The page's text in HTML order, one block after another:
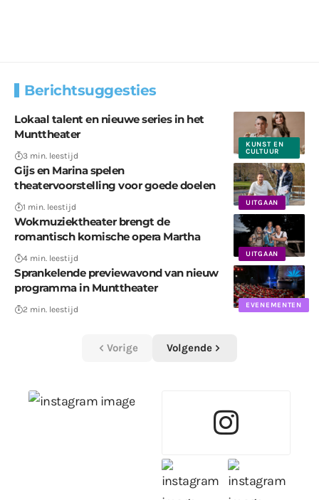
Berichtsuggesties
KUNST EN
CULTUUR
Lokaal talent en nieuwe series in het
Munttheater
3 min. leestijd
UITGAAN
Gijs en Marina spelen
theatervoorstelling voor goede doelen
1 min. leestijd
UITGAAN
Wokmuziektheater brengt de
romantisch komische opera Martha
4 min. leestijd
EVENEMENTEN
Sprankelende previewavond van nieuw
programma in Munttheater
2 min. leestijd
Vorige Volgende